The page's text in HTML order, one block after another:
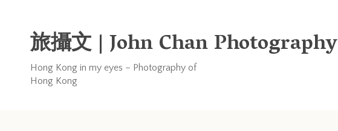
旅攝文 | John Chan Photography
Hong Kong in my eyes – Photography of
Hong Kong